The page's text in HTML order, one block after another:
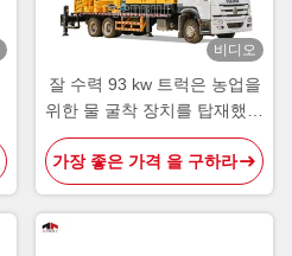
비디오
잘 수력 93 kw 트럭은 농업을
위한 물 굴착 장치를 탑재했습
니다
가장 좋은 가격 을 구하라